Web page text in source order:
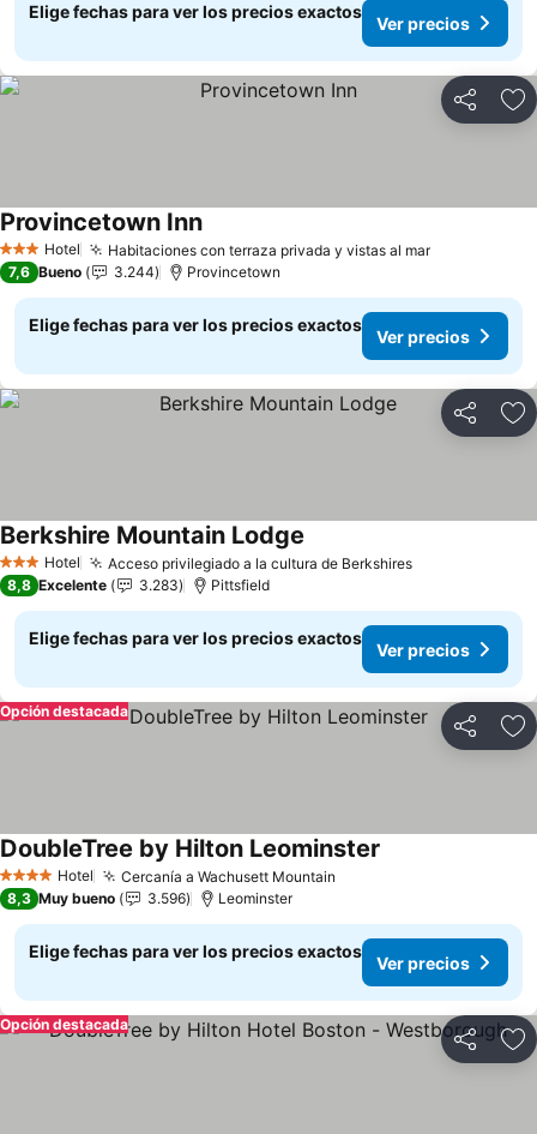
Elige fechas para ver los precios exactos
Ver precios
Compartir
3 Estrellas
Hotel Habitaciones con terraza privada y vistas al marVer precios
Provincetown InnVer precios
7,6 Bueno 3.244 Provincetown
Elige fechas para ver los precios exactos
Ver precios
Compartir
3 Estrellas
Hotel Acceso privilegiado a la cultura de BerkshiresVer precios
Berkshire Mountain Lodge
8,8 Excelente 3.283 Pittsfield
Elige fechas para ver los precios exactos
Ver precios
Compartir
Opción destacada
4 EstrellasHotel Cercanía a Wachusett Mountain
DoubleTree by Hilton Leominster
8,3 Muy bueno 3.596 Leominster
Elige fechas para ver los precios exactos
Ver precios
Compartir
Opción destacada